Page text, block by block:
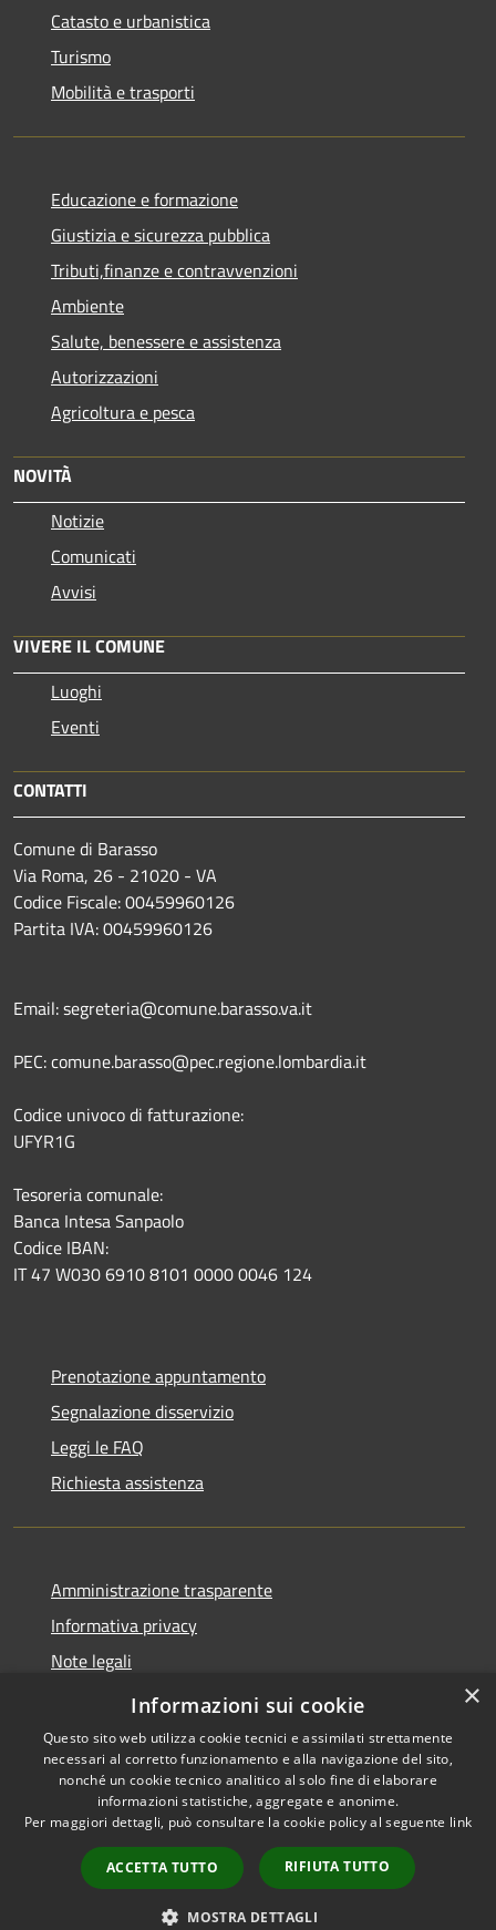
Catasto e urbanistica
Turismo
Mobilità e trasporti
Educazione e formazione
Giustizia e sicurezza pubblica
Tributi,finanze e contravvenzioni
Ambiente
Salute, benessere e assistenza
Autorizzazioni
Agricoltura e pesca
NOVITÀ
Notizie
Comunicati
Avvisi
VIVERE IL COMUNE
Luoghi
Eventi
CONTATTI
Comune di Barasso
Via Roma, 26 - 21020 - VA
Codice Fiscale: 00459960126
Partita IVA: 00459960126
Email: segreteria@comune.barasso.va.it
PEC: comune.barasso@pec.regione.lombardia.it
Codice univoco di fatturazione:
UFYR1G
Tesoreria comunale:
Banca Intesa Sanpaolo
Codice IBAN:
IT 47 W030 6910 8101 0000 0046 124
Prenotazione appuntamento
Segnalazione disservizio
Leggi le FAQ
Richiesta assistenza
Amministrazione trasparente
Informativa privacy
Note legali
Dichiarazione di accessibilità
Accessibilità
Copyright © 2026 • Comune di
Barasso • Powered by
Municipium•
Accesso
redazione
×
Informazioni sui cookie
Questo sito web utilizza cookie tecnici e assimilati strettamente
necessari al corretto funzionamento e alla navigazione del sito,
nonché un cookie tecnico analitico al solo fine di elaborare
informazioni statistiche, aggregate e anonime.
Per maggiori dettagli, può consultare la cookie policy al seguente link
ACCETTA TUTTO RIFIUTA TUTTO
MOSTRA DETTAGLI